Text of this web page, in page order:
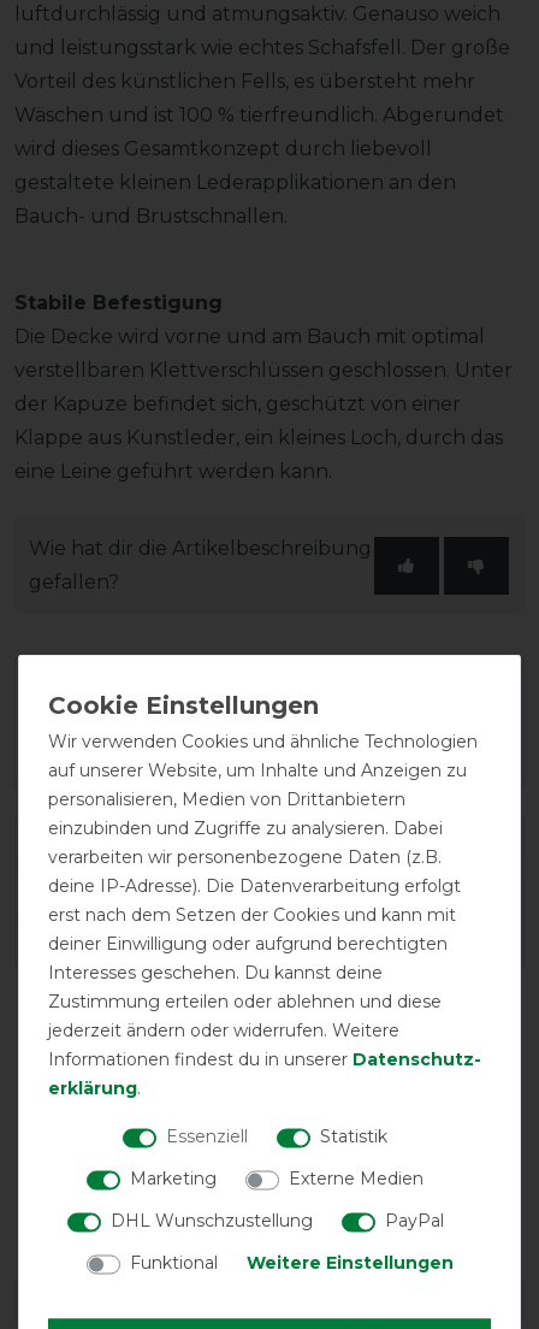
luftdurchlässig und atmungsaktiv. Genauso weich
und leistungsstark wie echtes Schafsfell. Der große
Vorteil des künstlichen Fells, es übersteht mehr
Wäschen und ist 100 % tierfreundlich. Abgerundet
wird dieses Gesamtkonzept durch liebevoll
gestaltete kleinen Lederapplikationen an den
Bauch- und Brustschnallen.
Stabile Befestigung
Die Decke wird vorne und am Bauch mit optimal
verstellbaren Klettverschlüssen geschlossen. Unter
der Kapuze befindet sich, geschützt von einer
Klappe aus Kunstleder, ein kleines Loch, durch das
eine Leine geführt werden kann.
Wie hat dir die Artikelbeschreibung
gefallen?
Varianten-ID:44056
SKU:52244-09-M
EAN:5407008891480
atmungsaktiv wasserdicht
Wir verwenden Cookies und ähnliche Technologien
auf unserer Website, um Inhalte und Anzeigen zu
personalisieren, Medien von Drittanbietern
einzubinden und Zugriffe zu analysieren. Dabei
verarbeiten wir personenbezogene Daten (z.B.
deine IP-Adresse). Die Datenverarbeitung erfolgt
erst nach dem Setzen der Cookies und kann mit
deiner Einwilligung oder aufgrund berechtigten
Interesses geschehen. Du kannst deine
Zustimmung erteilen oder ablehnen und diese
jederzeit ändern oder widerrufen. Weitere
Informationen findest du in unserer Daten­schutz­
erklärung.
Essenziell
Statistik
Marketing
Externe Medien
DHL Wunschzustellung
PayPal
Funktional
Weitere Einstellungen